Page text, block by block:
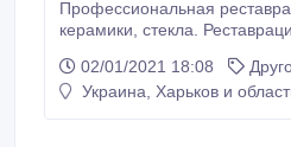
Профессиональная
керамики, стекла. Реставрационные работы любой
предметов из фарфора, керамики и стекла;
Восполнений утраченных
02/01/2021 18:08
Украина, Харьков и